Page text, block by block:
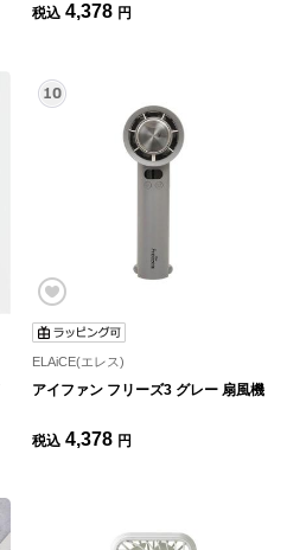
税込 4,378 円
ELAiCE(エレス)
アイファン フリーズ3 グレー 扇風機
税込 4,378 円